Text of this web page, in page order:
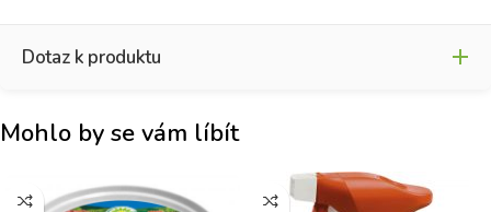
Dotaz k produktu
Mohlo by se vám líbít